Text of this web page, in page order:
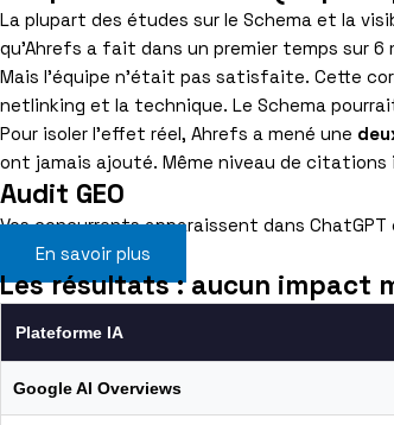
La plupart des études sur le Schema et la
qu’Ahrefs a fait dans un premier temps sur 6
Mais l’équipe n’était pas satisfaite. Cette
netlinking et la technique. Le Schema
Pour isoler l’effet réel, Ahrefs a mené une
ont jamais ajouté. Même niveau de citations
Audit GEO
Vos concurrents apparaissent dans
En savoir plus
Les résultats : aucun impact
Plateforme IA
Google AI Overviews